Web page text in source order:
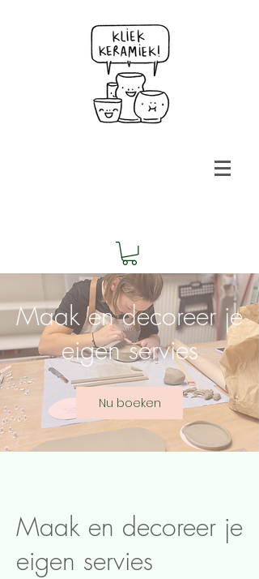
Maak en decoreer je
eigen servies
Nu boeken
Maak en decoreer je
eigen servies